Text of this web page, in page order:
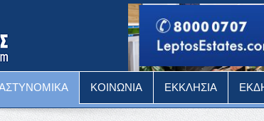
ΚΟΙΝΩΝΙΑ ΕΚΚΛΗΣΙΑ